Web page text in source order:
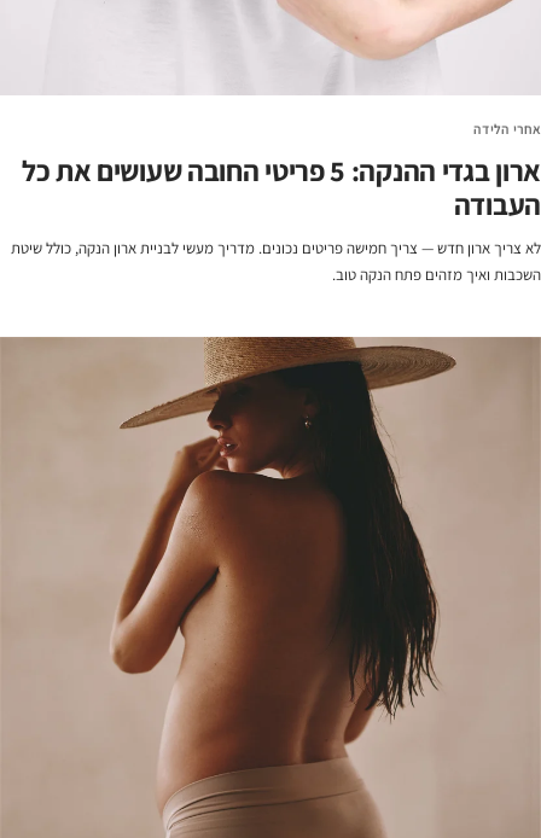
אחרי הלידה
ארון בגדי ההנקה: 5 פריטי החובה שעושים את כל
העבודה
לא צריך ארון חדש — צריך חמישה פריטים נכונים. מדריך מעשי לבניית ארון הנקה, כולל שיטת
השכבות ואיך מזהים פתח הנקה טוב.